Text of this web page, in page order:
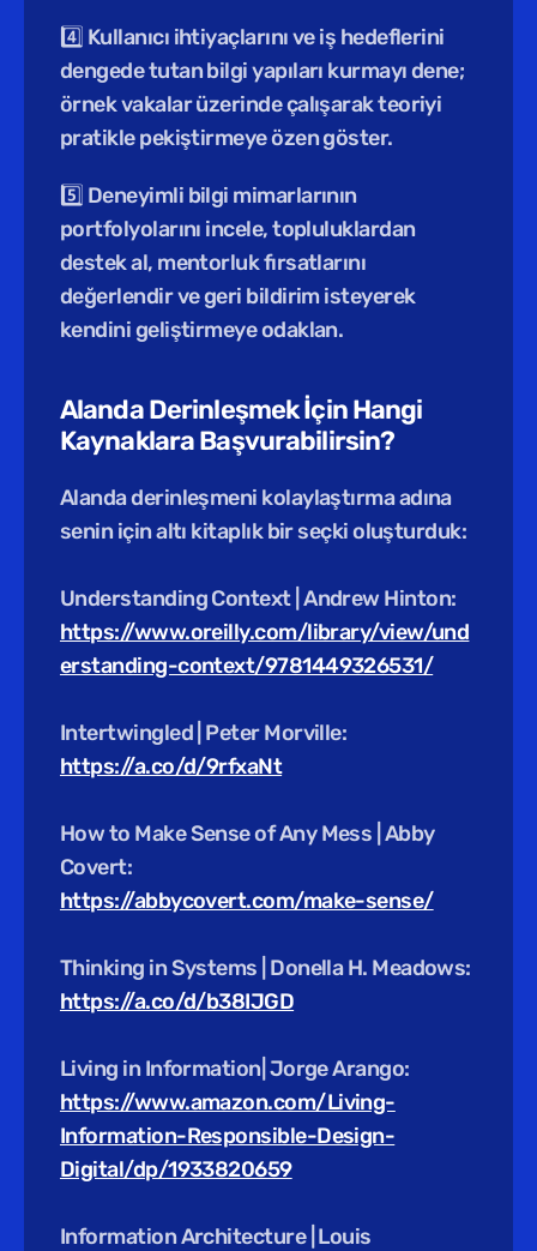
4️⃣ Kullanıcı ihtiyaçlarını ve iş hedeflerini
dengede tutan bilgi yapıları kurmayı dene;
örnek vakalar üzerinde çalışarak teoriyi
pratikle pekiştirmeye özen göster.
5️⃣ Deneyimli bilgi mimarlarının
portfolyolarını incele, topluluklardan
destek al, mentorluk fırsatlarını
değerlendir ve geri bildirim isteyerek
kendini geliştirmeye odaklan.
Alanda Derinleşmek İçin Hangi
Kaynaklara Başvurabilirsin?
Alanda derinleşmeni kolaylaştırma adına
senin için altı kitaplık bir seçki oluşturduk:
Understanding Context | Andrew Hinton:
https://www.oreilly.com/library/view/und
erstanding-context/9781449326531/
Intertwingled | Peter Morville:
https://a.co/d/9rfxaNt
How to Make Sense of Any Mess | Abby
Covert:
https://abbycovert.com/make-sense/
Thinking in Systems | Donella H. Meadows:
https://a.co/d/b38IJGD
Living in Information| Jorge Arango:
https://www.amazon.com/Living-
Information-Responsible-Design-
Digital/dp/1933820659
Information Architecture | Louis